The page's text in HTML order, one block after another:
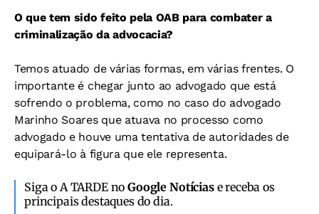
O que tem sido feito pela OAB para combater a
criminalização da advocacia?
Temos atuado de várias formas, em várias frentes. O
importante é chegar junto ao advogado que está
sofrendo o problema, como no caso do advogado
Marinho Soares que atuava no processo como
advogado e houve uma tentativa de autoridades de
equipará-lo à figura que ele representa.
Siga o A TARDE noGoogle Notíciase receba os
principais destaques do dia.